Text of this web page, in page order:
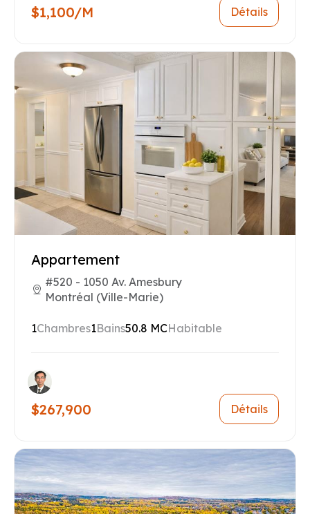
$1,100/M Détails
Appartement
#520 - 1050 Av. Amesbury
Montréal (Ville-Marie)
1Chambres1Bains50.8 MCHabitable
$267,900 Détails